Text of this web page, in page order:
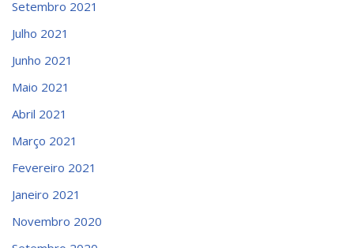
Setembro 2021
Julho 2021
Junho 2021
Maio 2021
Abril 2021
Março 2021
Fevereiro 2021
Janeiro 2021
Novembro 2020